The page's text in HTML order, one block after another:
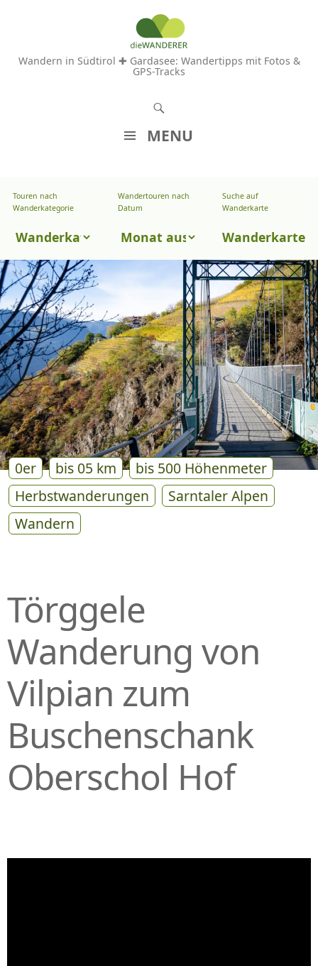
Wandern in Südtirol ✚ Gardasee: Wandertipps mit Fotos &
GPS-Tracks
MENU
M
A
S
P
R
I
N
G
E
N
Touren nach
Wanderkategorie
Touren
Wanderkategorie
Wandertouren nach
Datum
Wandertouren
Datum
Suche auf
Wanderkarte
Wanderkarte
0er bis 05 km
bis 500 Höhenmeter
Herbstwanderungen
Sarntaler Alpen
Wandern
Törggele
Wanderung von
Vilpian zum
Buschenschank
Oberschol Hof